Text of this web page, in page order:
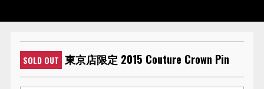
SOLD OUT 東京店限定 2015 Couture Crown Pin